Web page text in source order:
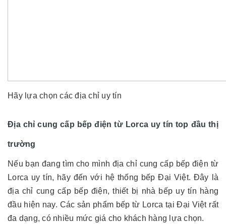
Hãy lựa chọn các địa chỉ uy tín
Địa chỉ cung cấp bếp điện từ Lorca uy tín top đầu thị
trường
Nếu bạn đang tìm cho mình địa chỉ cung cấp bếp điện từ
Lorca uy tín, hãy đến với hệ thống bếp Đại Việt. Đây là
địa chỉ cung cấp bếp điện, thiết bị nhà bếp uy tín hàng
đầu hiện nay. Các sản phẩm bếp từ Lorca tại Đại Việt rất
đa dạng, có nhiều mức giá cho khách hàng lựa chọn.